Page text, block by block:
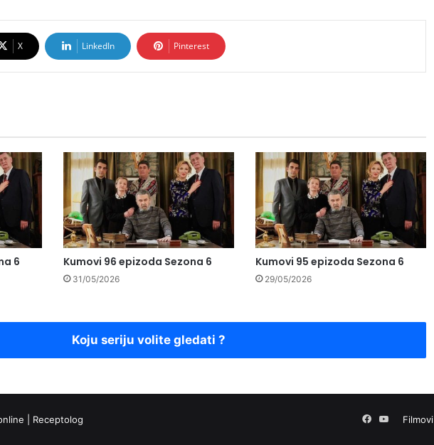
X LinkedIn Pinterest
6 Kumovi 96 epizoda Sezona 6
31/05/2026
Kumovi 95 epizoda Sezona 6
29/05/2026
Koju seriju volite gledati ?
| Receptolog Filmovi
Facebook
YouTube